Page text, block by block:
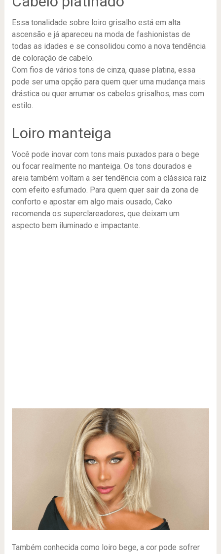
Essa tonalidade sobre loiro grisalho está em alta
ascensão e já apareceu na moda de fashionistas de
todas as idades e se consolidou como a nova tendência
de coloração de cabelo.
Com fios de vários tons de cinza, quase platina, essa
pode ser uma opção para quem quer uma mudança mais
drástica ou quer arrumar os cabelos grisalhos, mas com
estilo.
Loiro manteiga
Você pode inovar com tons mais puxados para o bege
ou focar realmente no manteiga. Os tons dourados e
areia também voltam a ser tendência com a clássica raiz
com efeito esfumado. Para quem quer sair da zona de
conforto e apostar em algo mais ousado, Cako
recomenda os superclareadores, que deixam um
aspecto bem iluminado e impactante.
Também conhecida como loiro bege, a cor pode sofrer